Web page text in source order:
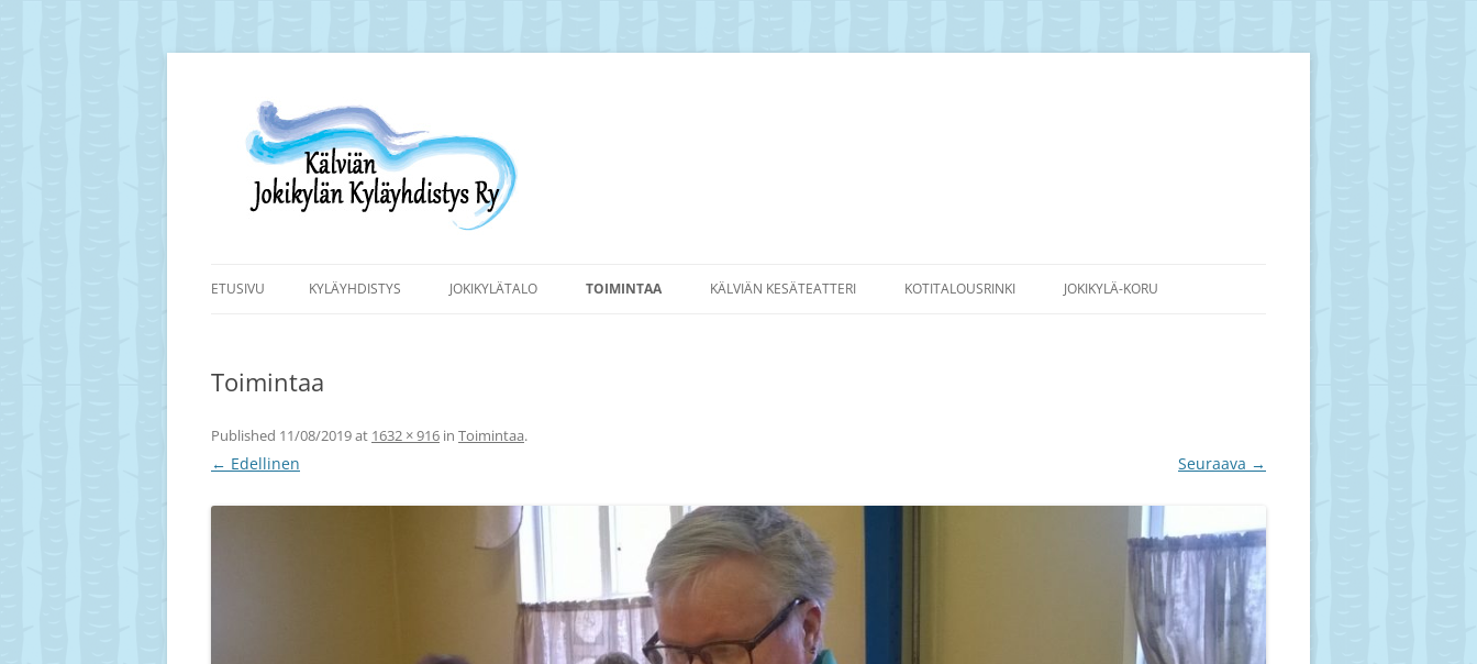
Siirry
ETUSIVU KYLÄYHDISTYS JOKIKYLÄTALO TOIMINTAA KÄLVIÄN KESÄTEATTERI KOTITALOUSRINKI JOKIKYLÄ-KORU
Toimintaa
Published 11/08/2019at 1632 × 916 in Toimintaa.
← Edellinen Seuraava →